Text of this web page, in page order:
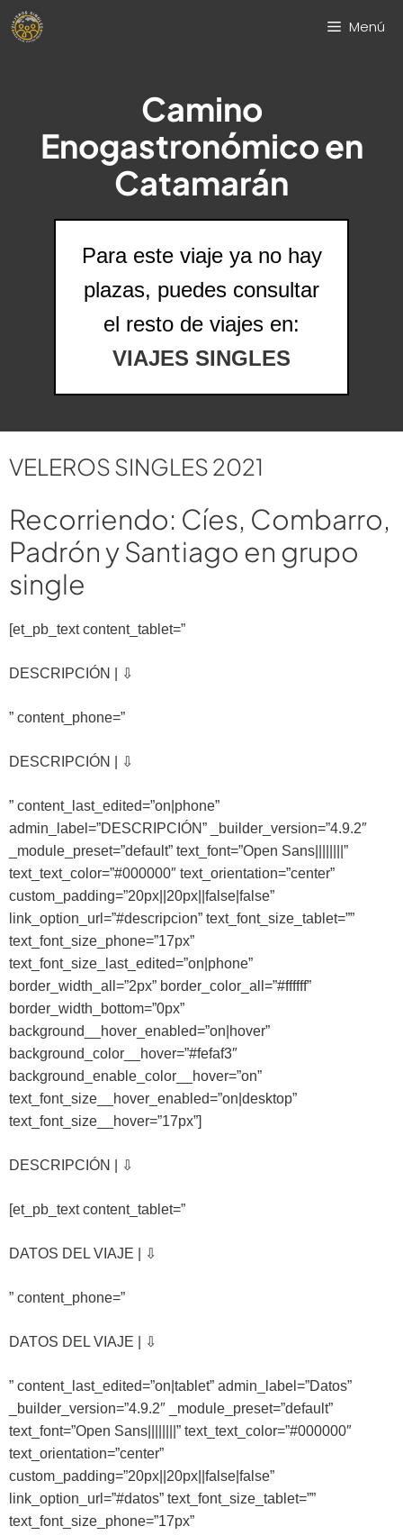
Saltar
Menú
Camino
Enogastronómico en
Catamarán
Para este viaje ya no hay
plazas, puedes consultar
el resto de viajes en:
VIAJES SINGLES
VELEROS SINGLES 2021
Recorriendo: Cíes, Combarro,
Padrón y Santiago en grupo
single
[et_pb_text content_tablet=”
DESCRIPCIÓN | ⇩
” content_phone=”
DESCRIPCIÓN | ⇩
” content_last_edited=”on|phone”
admin_label=”DESCRIPCIÓN” _builder_version=”4.9.2″
_module_preset=”default” text_font=”Open Sans||||||||”
text_text_color=”#000000″ text_orientation=”center”
custom_padding=”20px||20px||false|false”
link_option_url=”#descripcion” text_font_size_tablet=””
text_font_size_phone=”17px”
text_font_size_last_edited=”on|phone”
border_width_all=”2px” border_color_all=”#ffffff”
border_width_bottom=”0px”
background__hover_enabled=”on|hover”
background_color__hover=”#fefaf3″
background_enable_color__hover=”on”
text_font_size__hover_enabled=”on|desktop”
text_font_size__hover=”17px”]
DESCRIPCIÓN | ⇩
[et_pb_text content_tablet=”
DATOS DEL VIAJE | ⇩
” content_phone=”
DATOS DEL VIAJE | ⇩
” content_last_edited=”on|tablet” admin_label=”Datos”
_builder_version=”4.9.2″ _module_preset=”default”
text_font=”Open Sans||||||||” text_text_color=”#000000″
text_orientation=”center”
custom_padding=”20px||20px||false|false”
link_option_url=”#datos” text_font_size_tablet=””
text_font_size_phone=”17px”